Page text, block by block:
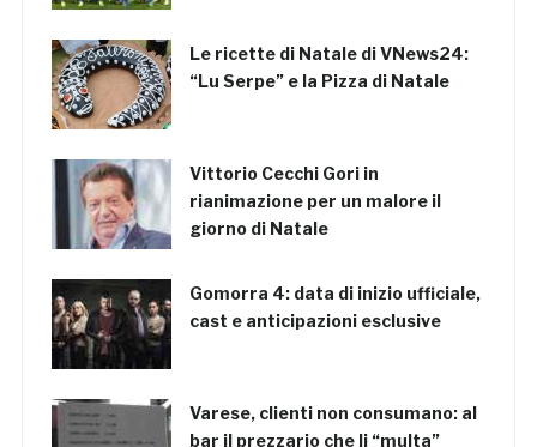
Le ricette di Natale di VNews24:
“Lu Serpe” e la Pizza di Natale
Vittorio Cecchi Gori in
rianimazione per un malore il
giorno di Natale
Gomorra 4: data di inizio ufficiale,
cast e anticipazioni esclusive
Varese, clienti non consumano: al
bar il prezzario che li “multa”